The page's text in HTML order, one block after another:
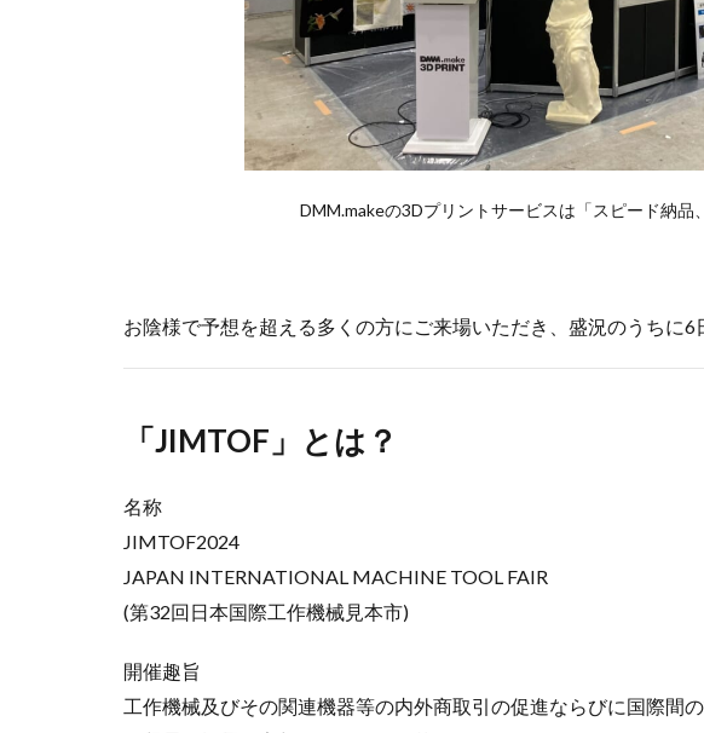
DMM.makeの3Dプリントサービスは「スピード納品
お陰様で予想を超える多くの方にご来場いただき、盛況のうちに6
「JIMTOF」とは？
名称
JIMTOF2024
JAPAN INTERNATIONAL MACHINE TOOL FAIR
(第32回日本国際工作機械見本市)
開催趣旨
工作機械及びその関連機器等の内外商取引の促進ならびに国際間